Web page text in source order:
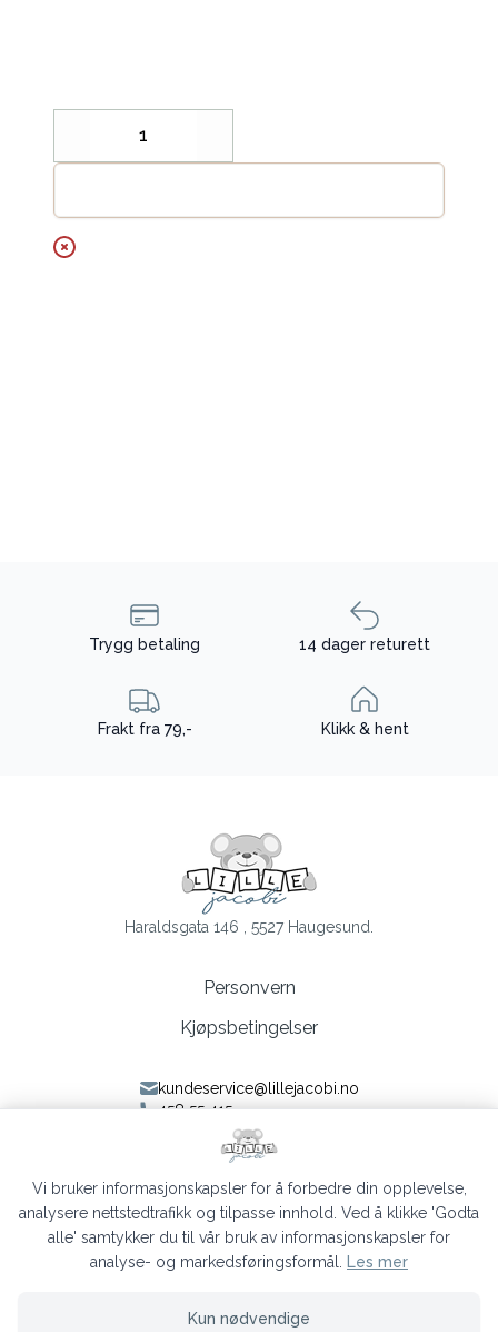
Decrease
Trygg betaling 14 dager returett
Frakt fra 79,- Klikk & hent
Haraldsgata 146 , 5527 Haugesund.
Personvern
Kjøpsbetingelser
kundeservice@lillejacobi.no
458 55 415
Følg oss på Facebook
Følg oss på Instagram
Vi bruker informasjonskapsler for å forbedre din opplevelse,
analysere nettstedtrafikk og tilpasse innhold. Ved å klikke 'Godta
alle' samtykker du til vår bruk av informasjonskapsler for
analyse- og markedsføringsformål.
Les mer
Kun nødvendige